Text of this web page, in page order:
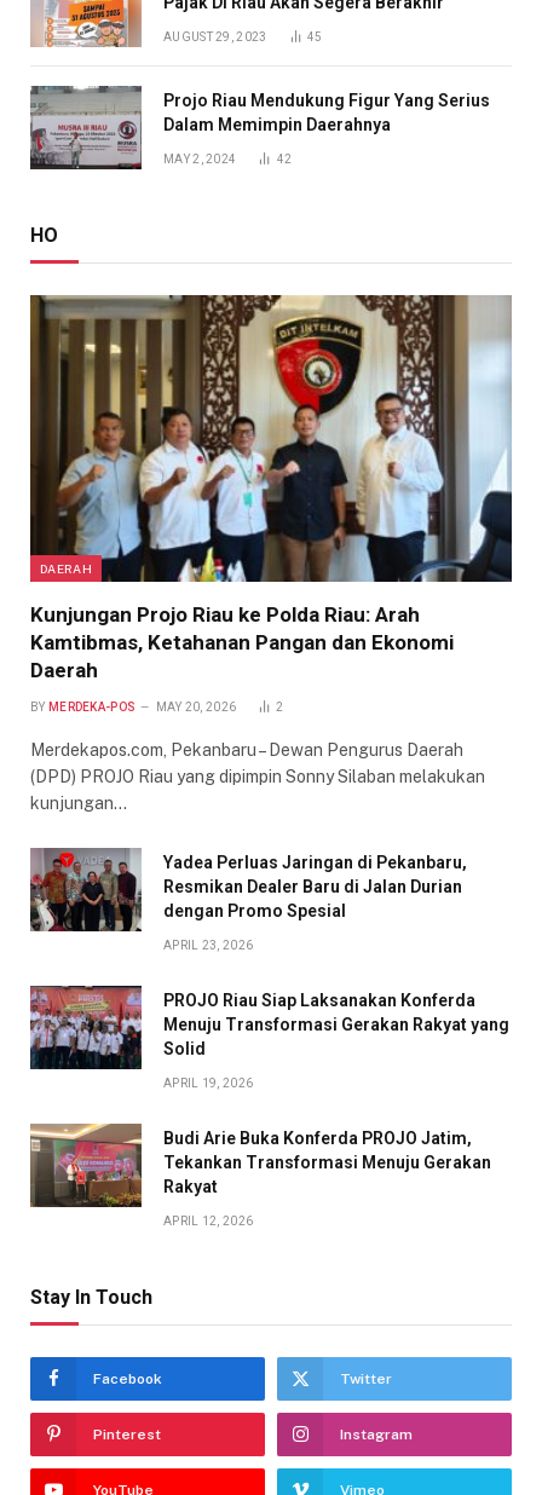
AUGUST 29, 2023 45
Projo Riau Mendukung Figur Yang Serius
Dalam Memimpin Daerahnya
MAY 2, 2024 42
HO
DAERAH
Kunjungan Projo Riau ke Polda Riau: Arah
Kamtibmas, Ketahanan Pangan dan Ekonomi
Daerah
BY MERDEKA-POS MAY 20, 2026 2
Merdekapos.com, Pekanbaru – Dewan Pengurus Daerah
(DPD) PROJO Riau yang dipimpin Sonny Silaban melakukan
kunjungan…
Yadea Perluas Jaringan di Pekanbaru,
Resmikan Dealer Baru di Jalan Durian
dengan Promo Spesial
APRIL 23, 2026
PROJO Riau Siap Laksanakan Konferda
Menuju Transformasi Gerakan Rakyat yang
Solid
APRIL 19, 2026
Budi Arie Buka Konferda PROJO Jatim,
Tekankan Transformasi Menuju Gerakan
Rakyat
APRIL 12, 2026
Stay In Touch
Facebook Twitter
Pinterest Instagram
YouTube Vimeo